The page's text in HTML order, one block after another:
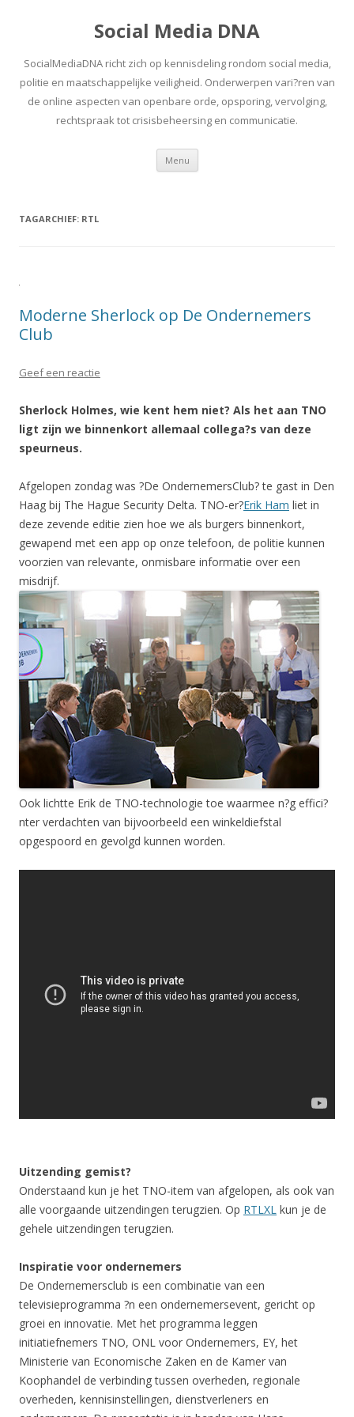
Social Media DNA
SocialMediaDNA richt zich op kennisdeling rondom social media,
politie en maatschappelijke veiligheid. Onderwerpen vari?ren van
de online aspecten van openbare orde, opsporing, vervolging,
rechtspraak tot crisisbeheersing en communicatie.
Menu Spring
inhoud
TAGARCHIEF: RTL
Moderne Sherlock op De Ondernemers
Club
Geef een reactie
Sherlock Holmes, wie kent hem niet? Als het aan TNO
ligt zijn we binnenkort allemaal collega?s van deze
speurneus.
Afgelopen zondag was ?De OndernemersClub? te gast in Den
Haag bij The Hague Security Delta. TNO-er?Erik Ham liet in
deze zevende editie zien hoe we als burgers binnenkort,
gewapend met een app op onze telefoon, de politie kunnen
voorzien van relevante, onmisbare informatie over een
misdrijf.
Ook lichtte Erik de TNO-technologie toe waarmee n?g effici?
nter verdachten van bijvoorbeeld een winkeldiefstal
opgespoord en gevolgd kunnen worden.
Uitzending gemist?
Onderstaand kun je het TNO-item van afgelopen, als ook van
alle voorgaande uitzendingen terugzien. Op RTLXL kun je de
gehele uitzendingen terugzien.
Inspiratie voor ondernemers
De Ondernemersclub is een combinatie van een
televisieprogramma ?n een ondernemersevent, gericht op
groei en innovatie. Met het programma leggen
initiatiefnemers TNO, ONL voor Ondernemers, EY, het
Ministerie van Economische Zaken en de Kamer van
Koophandel de verbinding tussen overheden, regionale
overheden, kennisinstellingen, dienstverleners en